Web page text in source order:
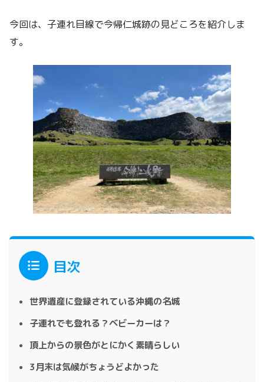
今回は、子連れ目線で今帰仁城跡の見どころを紹介しま
す。
目次
世界遺産に登録されている沖縄の名城
子連れでも登れる？ベビーカーは？
頂上からの景色がとにかく素晴らしい
3月末は気候がちょうどよかった